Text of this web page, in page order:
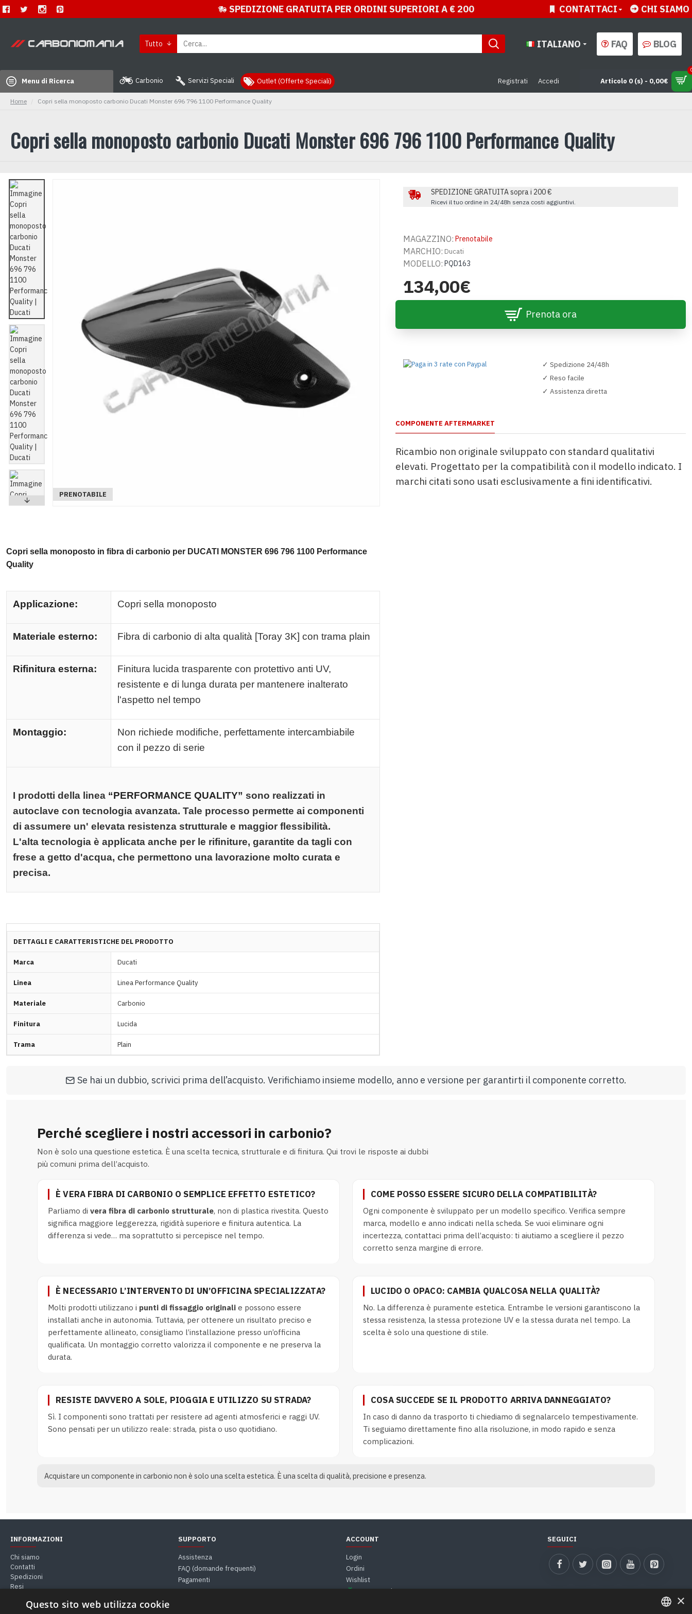
SPEDIZIONE GRATUITA PER ORDINI SUPERIORI A € 200 CONTATTACI CHI SIAMO
Tutto ITALIANO FAQ BLOG
Menu di Ricerca Carbonio Servizi Speciali Outlet (Offerte Speciali) Registrati Accedi Articolo 0 (s) - 0,00€
Home Copri sella monoposto carbonio Ducati Monster 696 796 1100 Performance Quality
Copri sella monoposto carbonio Ducati Monster 696 796 1100 Performance Quality
PRENOTABILE
Copri sella monoposto in fibra di carbonio per DUCATI MONSTER 696 796 1100 Performance
Quality
Applicazione: Copri sella monoposto
Materiale esterno: Fibra di carbonio di alta qualità [Toray 3K] con trama plain
Rifinitura esterna:
Finitura lucida trasparente con protettivo anti UV,
resistente e di lunga durata per mantenere inalterato
l'aspetto nel tempo
Montaggio:
Non richiede modifiche, perfettamente intercambiabile
con il pezzo di serie
I prodotti della linea “PERFORMANCE QUALITY” sono realizzati in
autoclave con tecnologia avanzata. Tale processo permette ai componenti
di assumere un' elevata resistenza strutturale e maggior flessibilità.
L'alta tecnologia è applicata anche per le rifiniture, garantite da tagli con
frese a getto d'acqua, che permettono una lavorazione molto curata e
precisa.
DETTAGLI E CARATTERISTICHE DEL PRODOTTO
Marca Ducati
Linea Linea Performance Quality
Materiale Carbonio
Finitura Lucida
Trama Plain
SPEDIZIONE GRATUITA sopra i 200 €
Ricevi il tuo ordine in 24/48h senza costi aggiuntivi.
134,00€
MAGAZZINO: Prenotabile
MARCHIO: Ducati
MODELLO: PQD163
Prenota ora
✓ Spedizione 24/48h
✓ Reso facile
✓ Assistenza diretta
COMPONENTE AFTERMARKET
Ricambio non originale sviluppato con standard qualitativi
elevati. Progettato per la compatibilità con il modello indicato. I
marchi citati sono usati esclusivamente a fini identificativi.
Se hai un dubbio, scrivici prima dell’acquisto. Verifichiamo insieme modello, anno e versione per garantirti il componente corretto.
Perché scegliere i nostri accessori in carbonio?
Non è solo una questione estetica. È una scelta tecnica, strutturale e di finitura. Qui trovi le risposte ai dubbi
più comuni prima dell’acquisto.
È VERA FIBRA DI CARBONIO O SEMPLICE EFFETTO ESTETICO?
Parliamo di vera fibra di carbonio strutturale, non di plastica rivestita. Questo
significa maggiore leggerezza, rigidità superiore e finitura autentica. La
differenza si vede… ma soprattutto si percepisce nel tempo.
COME POSSO ESSERE SICURO DELLA COMPATIBILITÀ?
Ogni componente è sviluppato per un modello specifico. Verifica sempre
marca, modello e anno indicati nella scheda. Se vuoi eliminare ogni
incertezza, contattaci prima dell’acquisto: ti aiutiamo a scegliere il pezzo
corretto senza margine di errore.
È NECESSARIO L’INTERVENTO DI UN’OFFICINA SPECIALIZZATA?
Molti prodotti utilizzano i punti di fissaggio originali e possono essere
installati anche in autonomia. Tuttavia, per ottenere un risultato preciso e
perfettamente allineato, consigliamo l’installazione presso un’officina
qualificata. Un montaggio corretto valorizza il componente e ne preserva la
durata.
LUCIDO O OPACO: CAMBIA QUALCOSA NELLA QUALITÀ?
No. La differenza è puramente estetica. Entrambe le versioni garantiscono la
stessa resistenza, la stessa protezione UV e la stessa durata nel tempo. La
scelta è solo una questione di stile.
RESISTE DAVVERO A SOLE, PIOGGIA E UTILIZZO SU STRADA?
Sì. I componenti sono trattati per resistere ad agenti atmosferici e raggi UV.
Sono pensati per un utilizzo reale: strada, pista o uso quotidiano.
COSA SUCCEDE SE IL PRODOTTO ARRIVA DANNEGGIATO?
In caso di danno da trasporto ti chiediamo di segnalarcelo tempestivamente.
Ti seguiamo direttamente fino alla risoluzione, in modo rapido e senza
complicazioni.
Acquistare un componente in carbonio non è solo una scelta estetica. È una scelta di qualità, precisione e presenza.
INFORMAZIONI
Chi siamo
Contatti
Spedizioni
Resi
SUPPORTO
Assistenza
FAQ (domande frequenti)
Pagamenti
ACCOUNT
Login
Ordini
Wishlist
Buono Regalo
SEGUICI
×
Questo sito web utilizza cookie